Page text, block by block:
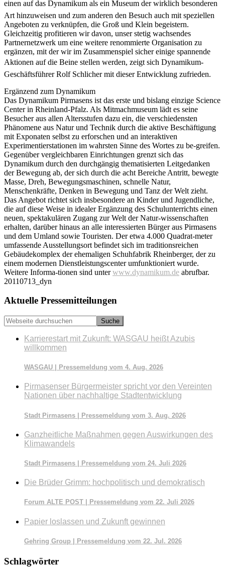
einen auf das Dynamikum als ein Museum der wirklich besonderen
Art hinzuweisen und zum anderen den Besuch auch mit speziellen
Angeboten zu verknüpfen, die Groß und Klein begeistern.
Gleichzeitig profitieren wir davon, unser stetig wachsendes
Partnernetzwerk um eine weitere renommierte Organisation zu
ergänzen, mit der wir im Zusammenspiel sicher einige spannende
Aktionen auf die Beine stellen werden, zeigt sich Dynamikum-
Geschäftsführer Rolf Schlicher mit dieser Entwicklung zufrieden.
Ergänzend zum Dynamikum
Das Dynamikum Pirmasens ist das erste und bislang einzige Science
Center in Rheinland-Pfalz. Als Mitmachmuseum lädt es seine
Besucher aus allen Altersstufen dazu ein, die verschiedensten
Phänomene aus Natur und Technik durch die aktive Beschäftigung
mit Exponaten selbst zu erforschen und an interaktiven
Experimentierstationen im wahrsten Sinne des Wortes zu be-greifen.
Gegenüber vergleichbaren Einrichtungen grenzt sich das
Dynamikum durch den durchgängig thematisierten Leitgedanken
der Bewegung ab, der sich durch die acht Bereiche Antritt, bewegte
Masse, Dreh, Bewegungsmaschinen, schnelle Natur,
Menschenkräfte, Denken in Bewegung und Tanz der Welt zieht.
Das Angebot richtet sich insbesondere an Kinder und Jugendliche,
die auf diese Weise in idealer Ergänzung des Schulunterrichts einen
neuen, spektakulären Zugang zur Welt der Natur-wissenschaften
erhalten, darüber hinaus an alle interessierten Bürger aus Pirmasens
und dem Umland sowie Touristen. Der etwa 4.000 Quadrat-meter
umfassende Ausstellungsort befindet sich im traditionsreichen
Gebäudekomplex der ehemaligen Schuhfabrik Rheinberger, der zu
einem modernen Dienstleistungscenter umfunktioniert wurde.
Weitere Informa-tionen sind unterwww.dynamikum.de abrufbar.
20110713_dyn
Seitenspalte
Aktuelle Pressemitteilungen
Webseite
durchsuchen
Karrierestart mit Zukunft: WASGAU heißt Azubis
willkommen
WASGAU | Pressemeldung vom 4. Aug. 2026
Pirmasenser Bürgermeister spricht vor den Vereinten
Nationen über nachhaltige Stadtentwicklung
Stadt Pirmasens | Pressemeldung vom 3. Aug. 2026
Ganzheitliche Maßnahmen gegen Auswirkungen des
Klimawandels
Stadt Pirmasens | Pressemeldung vom 24. Juli 2026
Die Brüder Grimm: hochpolitisch und demokratisch
Forum ALTE POST | Pressemeldung vom 22. Juli 2026
Papier loslassen und Zukunft gewinnen
Gehring Group | Pressemeldung vom 22. Jul. 2026
Schlagwörter